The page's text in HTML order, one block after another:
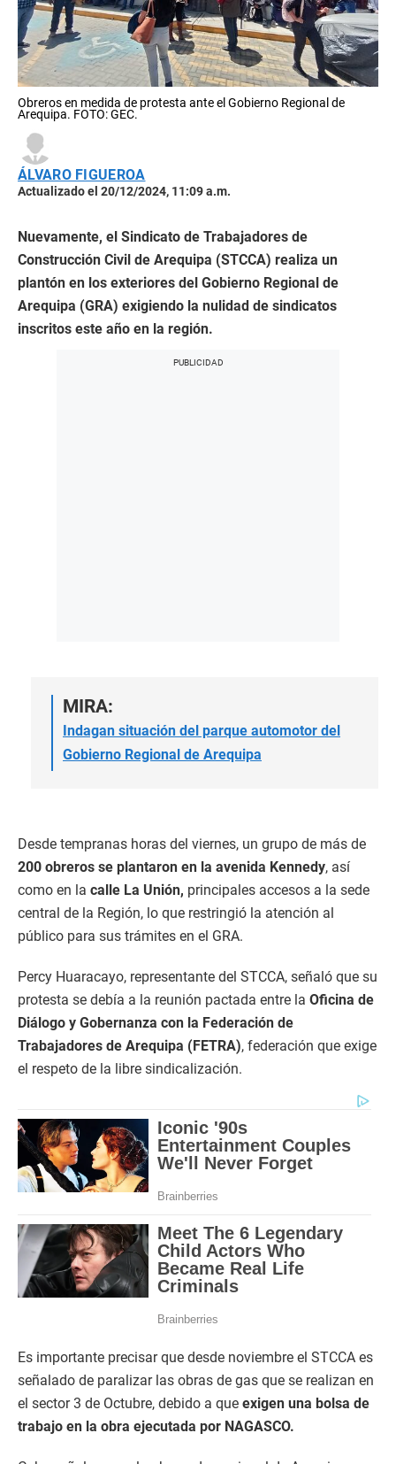
Obreros en medida de protesta ante el Gobierno Regional de
Arequipa. FOTO: GEC.
ÁLVARO FIGUEROA
Actualizado el 20/12/2024, 11:09 a.m.
Nuevamente, el Sindicato de Trabajadores de
Construcción Civil de Arequipa (STCCA) realiza un
plantón en los exteriores del Gobierno Regional de
Arequipa (GRA) exigiendo la nulidad de sindicatos
inscritos este año en la región.
MIRA:
Indagan situación del parque automotor del
Gobierno Regional de Arequipa
Desde tempranas horas del viernes, un grupo de más de
200 obreros se plantaron en la avenida Kennedy, así
como en la calle La Unión, principales accesos a la sede
central de la Región, lo que restringió la atención al
público para sus trámites en el GRA.
Percy Huaracayo, representante del STCCA, señaló que su
protesta se debía a la reunión pactada entre la Oficina de
Diálogo y Gobernanza con la Federación de
Trabajadores de Arequipa (FETRA), federación que exige
el respeto de la libre sindicalización.
Es importante precisar que desde noviembre el STCCA es
señalado de paralizar las obras de gas que se realizan en
el sector 3 de Octubre, debido a que exigen una bolsa de
trabajo en la obra ejecutada por NAGASCO.